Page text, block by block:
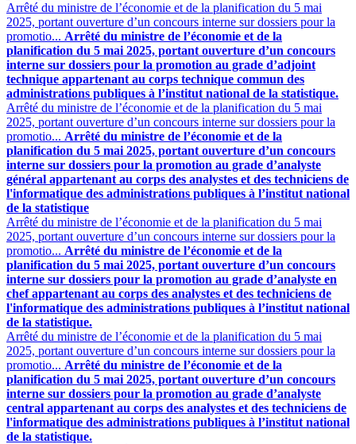
Arrêté du ministre de l’économie et de la planification du 5 mai
2025, portant ouverture d’un concours interne sur dossiers pour la
promotio... Arrêté du ministre de l’économie et de la
planification du 5 mai 2025, portant ouverture d’un concours
interne sur dossiers pour la promotion au grade d’adjoint
technique appartenant au corps technique commun des
administrations publiques à l’institut national de la statistique.
Arrêté du ministre de l’économie et de la planification du 5 mai
2025, portant ouverture d’un concours interne sur dossiers pour la
promotio... Arrêté du ministre de l’économie et de la
planification du 5 mai 2025, portant ouverture d’un concours
interne sur dossiers pour la promotion au grade d’analyste
général appartenant au corps des analystes et des techniciens de
l'informatique des administrations publiques à l’institut national
de la statistique
Arrêté du ministre de l’économie et de la planification du 5 mai
2025, portant ouverture d’un concours interne sur dossiers pour la
promotio... Arrêté du ministre de l’économie et de la
planification du 5 mai 2025, portant ouverture d’un concours
interne sur dossiers pour la promotion au grade d’analyste en
chef appartenant au corps des analystes et des techniciens de
l'informatique des administrations publiques à l’institut national
de la statistique.
Arrêté du ministre de l’économie et de la planification du 5 mai
2025, portant ouverture d’un concours interne sur dossiers pour la
promotio... Arrêté du ministre de l’économie et de la
planification du 5 mai 2025, portant ouverture d’un concours
interne sur dossiers pour la promotion au grade d’analyste
central appartenant au corps des analystes et des techniciens de
l'informatique des administrations publiques à l’institut national
de la statistique.